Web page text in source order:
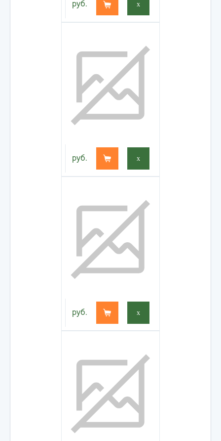
руб. x
руб. x
руб. x